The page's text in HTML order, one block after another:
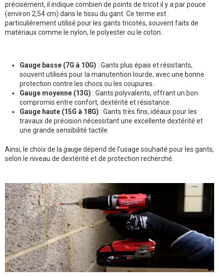
précisément, il indique combien de points de tricot il y a par pouce
(environ 2,54 cm) dans le tissu du gant. Ce terme est
particulièrement utilisé pour les gants tricotés, souvent faits de
matériaux comme le nylon, le polyester ou le coton.
Gauge basse (7G à 10G) : Gants plus épais et résistants,
souvent utilisés pour la manutention lourde, avec une bonne
protection contre les chocs ou les coupures.
Gauge moyenne (13G) : Gants polyvalents, offrant un bon
compromis entre confort, dextérité et résistance.
Gauge haute (15G à 18G) : Gants très fins, idéaux pour les
travaux de précision nécessitant une excellente dextérité et
une grande sensibilité tactile.
Ainsi, le choix de lagaugedépend de l’usage souhaité pour les gants,
selon le niveau de dextérité et de protection recherché.